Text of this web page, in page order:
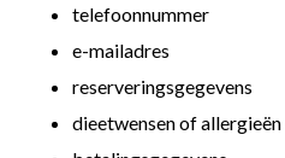
telefoonnummer
e-mailadres
reserveringsgegevens
dieetwensen of